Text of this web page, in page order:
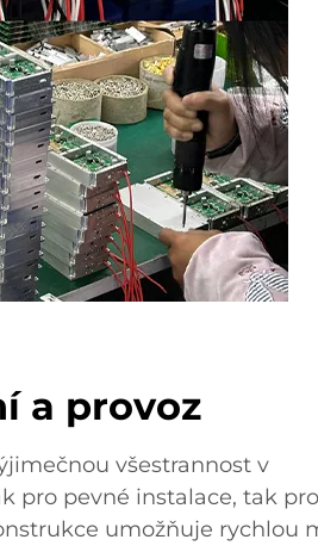
a provoz
všestrannost v
pro pevné instalace, tak pro
umožňuje rychlou